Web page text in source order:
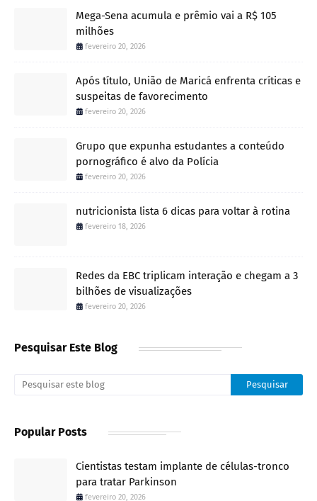
Mega-Sena acumula e prêmio vai a R$ 105
milhões
fevereiro 20, 2026
Após título, União de Maricá enfrenta críticas e
suspeitas de favorecimento
fevereiro 20, 2026
Grupo que expunha estudantes a conteúdo
pornográfico é alvo da Polícia
fevereiro 20, 2026
nutricionista lista 6 dicas para voltar à rotina
fevereiro 18, 2026
Redes da EBC triplicam interação e chegam a 3
bilhões de visualizações
fevereiro 20, 2026
Pesquisar Este Blog
Popular Posts
Cientistas testam implante de células-tronco
para tratar Parkinson
fevereiro 20, 2026